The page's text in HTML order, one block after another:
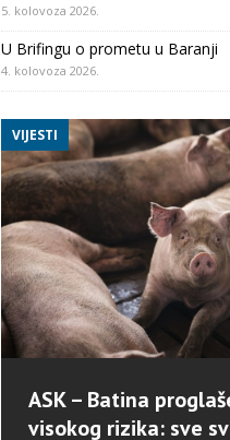
5. kolovoza 2026.
U Brifingu o prometu u Baranji
4. kolovoza 2026.
VIJESTI
ASK – Batina
visokog rizika: sve